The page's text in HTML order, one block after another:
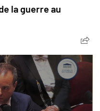
la guerre au